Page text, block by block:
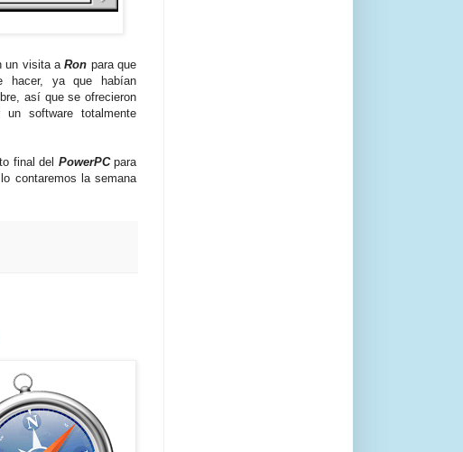
un visita aRon para que
hacer, ya que habían
así que se ofrecieron
software totalmente
final del PowerPCpara
contaremos la semana